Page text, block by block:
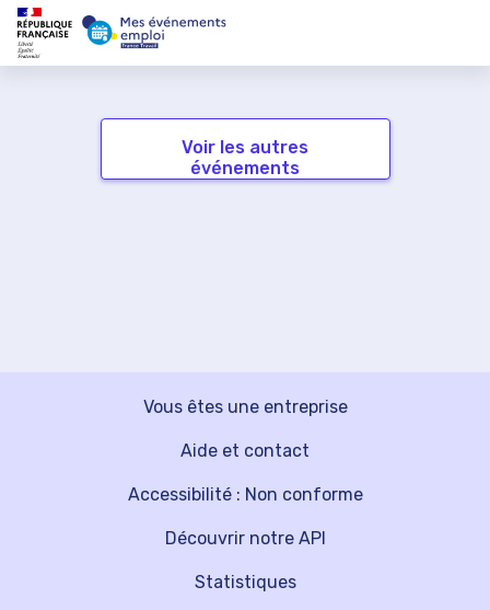
Voir les autres
événements
Vous êtes une entreprise
Découvrir notre API
Aide et contact
Statistiques
Accessibilité : Non conforme